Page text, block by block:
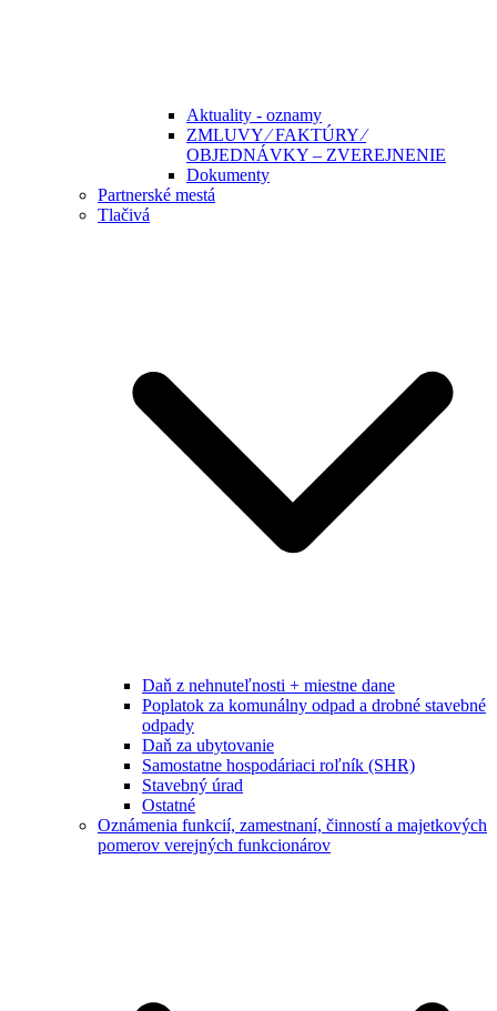
Aktuality - oznamy
ZMLUVY ⁄ FAKTÚRY ⁄
OBJEDNÁVKY – ZVEREJNENIE
Dokumenty
Partnerské mestá
Tlačivá
Daň z nehnuteľnosti + miestne dane
Poplatok za komunálny odpad a drobné stavebné
odpady
Daň za ubytovanie
Samostatne hospodáriaci roľník (SHR)
Stavebný úrad
Ostatné
Oznámenia funkcií, zamestnaní, činností a majetkových
pomerov verejných funkcionárov